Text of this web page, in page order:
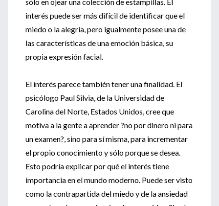
interés puede ser más difícil de identificar que el
miedo o la alegría, pero igualmente posee una de
las características de una emoción básica, su
propia expresión facial.
El interés parece también tener una finalidad. El
psicólogo Paul Silvia, de la Universidad de
Carolina del Norte, Estados Unidos, cree que
motiva a la gente a aprender ?no por dinero ni para
un examen?, sino para sí misma, para incrementar
el propio conocimiento y sólo porque se desea.
Esto podría explicar por qué el interés tiene
importancia en el mundo moderno. Puede ser visto
como la contrapartida del miedo y de la ansiedad